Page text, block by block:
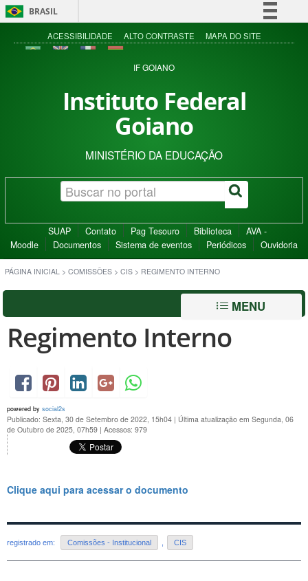
BRASIL
Simplifique!
Acesso à informação
ACESSIBILIDADE ALTO CONTRASTE MAPA DO SITE
IF GOIANO
Instituto Federal
Goiano
MINISTÉRIO DA EDUCAÇÃO
SUAP Contato Pag Tesouro Biblioteca
AVA -
Moodle
Documentos Sistema de eventos Periódicos Ouvidoria
PÁGINA INICIAL > COMISSÕES > CIS > REGIMENTO INTERNO
MENU
Regimento Interno
powered by social2s
Publicado: Sexta, 30 de Setembro de 2022, 15h04 | Última atualização em Segunda, 06
de Outubro de 2025, 07h59 | Acessos: 979
Clique aqui para acessar o documento
registrado em: Comissões - Institucional CIS